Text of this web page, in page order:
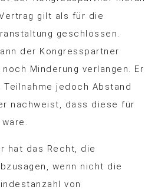
gilt als für die
geschlossen.
der Kongresspartner
Minderung verlangen. Er
Teilnahme jedoch Abstand
nachweist, dass diese für
hat das Recht, die
wenn nicht die
von